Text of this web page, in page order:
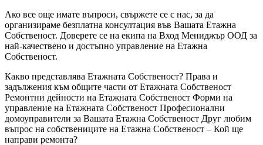
Ако все още имате въпроси, свържете се с нас, за да
организираме безплатна консултация във Вашата Етажна
Собственост. Доверете се на екипа на Вход Мениджър ООД за
най-качествено и достъпно управление на Етажна
Собственост.
Какво представлява Етажната Собственост? Права и
задължения към общите части от Етажната Собственост
Ремонтни дейности на Етажната Собственост Форми на
управление на Етажната Собственост Професионални
домоуправители за Вашата Етажна Собственост Друг любим
въпрос на собствениците на Етажна Собственост – Кой ще
направи ремонта?